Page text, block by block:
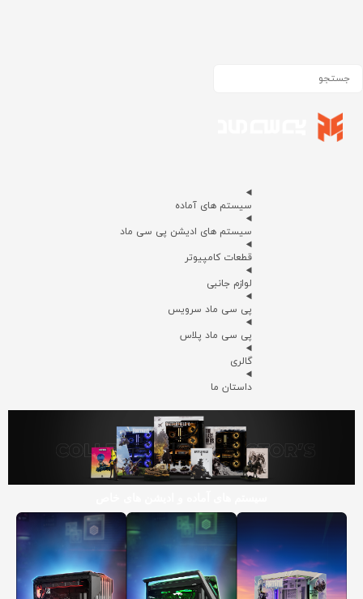
سیستم های آماده
سیستم های ادیشن پی سی ماد
قطعات کامپیوتر
لوازم جانبی
پی سی ماد سرویس
پی سی ماد پلاس
گالری
داستان ما